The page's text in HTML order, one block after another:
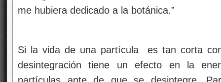
denomina resonancias. Sus vidas medias